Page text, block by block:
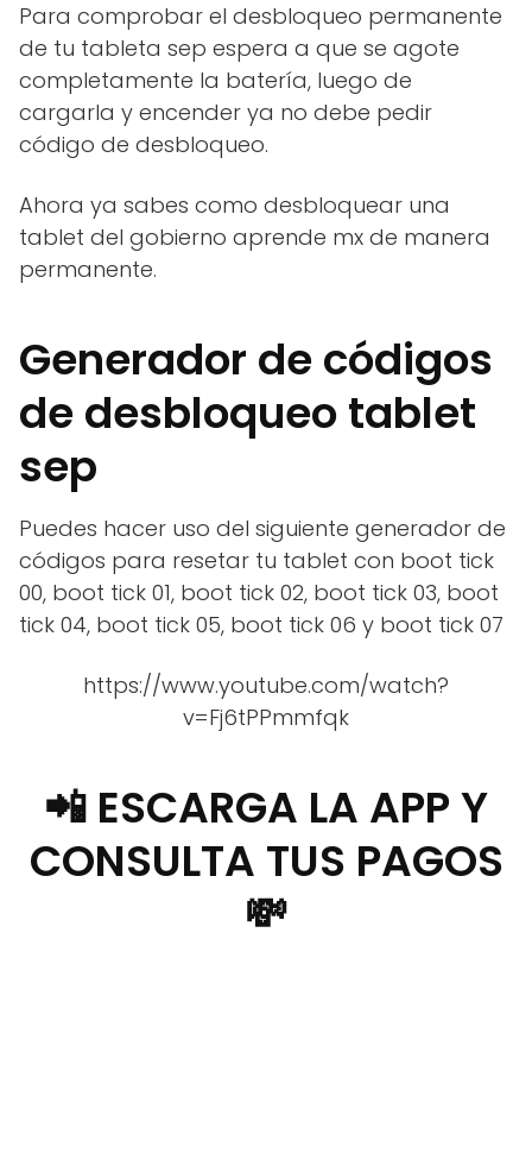
Para comprobar el desbloqueo permanente
de tu tableta sep espera a que se agote
completamente la batería, luego de
cargarla y encender ya no debe pedir
código de desbloqueo.
Ahora ya sabes como desbloquear una
tablet del gobierno aprende mx de manera
permanente.
Generador de códigos
de desbloqueo tablet
sep
Puedes hacer uso del siguiente generador de
códigos para resetar tu tablet con boot tick
00, boot tick 01, boot tick 02, boot tick 03, boot
tick 04, boot tick 05, boot tick 06 y boot tick 07
https://www.youtube.com/watch?
v=Fj6tPPmmfqk
📲 ESCARGA LA APP Y
CONSULTA TUS PAGOS
💸